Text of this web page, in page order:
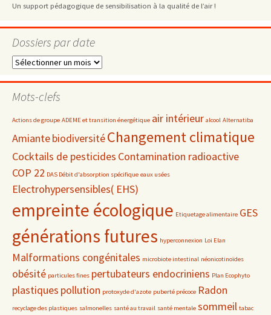
Un support pédagogique de sensibilisation à la qualité de l’air !
Dossiers par date
Dossiers
date
Mots-clefs
Actions de groupe ADEME et transition énergétique air intérieur alcool Alternatiba
AmiantebiodiversitéChangement climatique
Cocktails de pesticides Contamination radioactive
COP 22 DAS Débit d'absorption spécifique eaux usées
Electrohypersensibles( EHS)
empreinte écologique Etiquetage alimentaire GES
générations futures hyperconnexion Loi Elan
Malformations congénitales microbiote intestinal néonicotinoïdes
obésité particules fines pertubateurs endocriniens Plan Ecophyto
plastiques pollution protoxyde d'azote puberté précoce Radon
recyclage des plastiques salmonelles santé au travail santé mentale sommeil tabac